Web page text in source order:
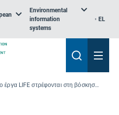
Environmental
information
systems
EL
Δύο έργα LIFE στρέφονται στη βόσκηση για την πρόληψη δασικών πυρκαγιών στη Νότια Ευρώπη